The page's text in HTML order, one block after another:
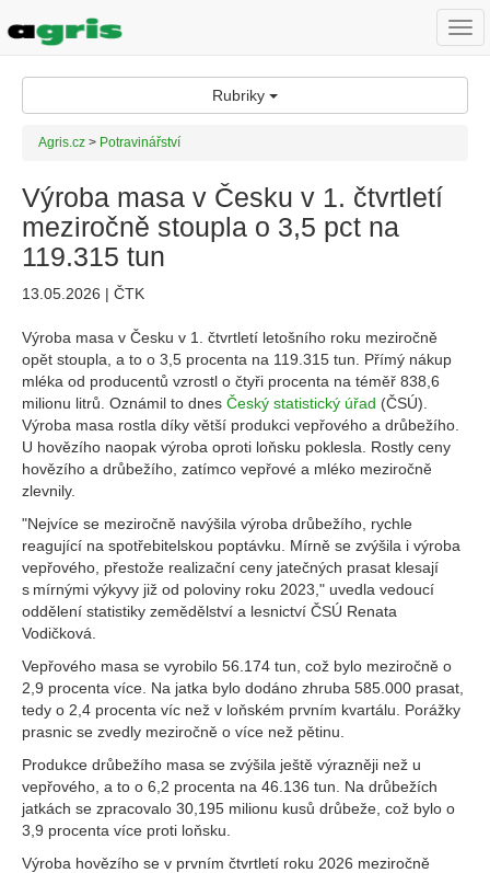
Rubriky
Agris.cz > Potravinářství
Výroba masa v Česku v 1. čtvrtletí
meziročně stoupla o 3,5 pct na
119.315 tun
13.05.2026 | ČTK
Výroba masa v Česku v 1. čtvrtletí letošního roku meziročně
opět stoupla, a to o 3,5 procenta na 119.315 tun. Přímý nákup
mléka od producentů vzrostl o čtyři procenta na téměř 838,6
milionu litrů. Oznámil to dnes Český statistický úřad (ČSÚ).
Výroba masa rostla díky větší produkci vepřového a drůbežího.
U hovězího naopak výroba oproti loňsku poklesla. Rostly ceny
hovězího a drůbežího, zatímco vepřové a mléko meziročně
zlevnily.
"Nejvíce se meziročně navýšila výroba drůbežího, rychle
reagující na spotřebitelskou poptávku. Mírně se zvýšila i výroba
vepřového, přestože realizační ceny jatečných prasat klesají
s mírnými výkyvy již od poloviny roku 2023," uvedla vedoucí
oddělení statistiky zemědělství a lesnictví ČSÚ Renata
Vodičková.
Vepřového masa se vyrobilo 56.174 tun, což bylo meziročně o
2,9 procenta více. Na jatka bylo dodáno zhruba 585.000 prasat,
tedy o 2,4 procenta víc než v loňském prvním kvartálu. Porážky
prasnic se zvedly meziročně o více než pětinu.
Produkce drůbežího masa se zvýšila ještě výrazněji než u
vepřového, a to o 6,2 procenta na 46.136 tun. Na drůbežích
jatkách se zpracovalo 30,195 milionu kusů drůbeže, což bylo o
3,9 procenta více proti loňsku.
Výroba hovězího se v prvním čtvrtletí roku 2026 meziročně